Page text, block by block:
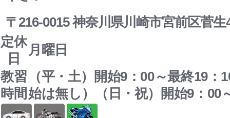
〒216-0015 神奈川県川崎市宮前区菅生
定休
日
月曜日
教習
時間
（平・土）開始9：00～最終19：
始は無し）（日・祝）開始9：00